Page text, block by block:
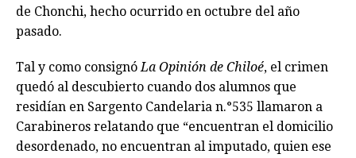
de Chonchi, hecho ocurrido en octubre del año
pasado.
Tal y como consignóLa Opinión de Chiloé, el crimen
quedó al descubierto cuando dos alumnos que
residían en Sargento Candelaria n.°535 llamaron a
Carabineros relatando que “encuentran el domicilio
desordenado, no encuentran al imputado, quien ese